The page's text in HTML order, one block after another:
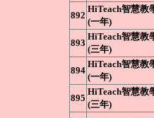
892
HiTeach智慧教
(一年)
893
HiTeach智慧教
(三年)
894
HiTeach智慧教
(一年)
895
HiTeach智慧教
(三年)